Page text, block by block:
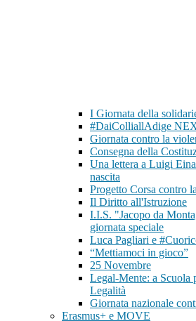
I Giornata della
#DaiColliallAdige
Giornata contro la
Consegna della
Una lettera a Luigi
nascita
Progetto Corsa contro
Il Diritto all'Istruzione
I.I.S. "Jacopo da
giornata speciale
Luca Pagliari e
“Mettiamoci in gioco”
25 Novembre
Legal-Mente: a Scuola
Legalità
Giornata nazionale
Erasmus+ e MOVE